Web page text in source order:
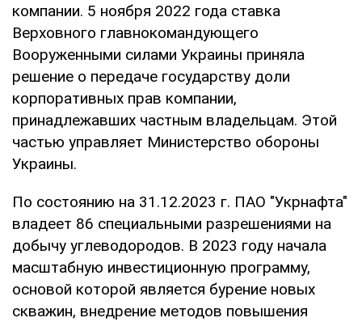
компании. 5 ноября 2022 года ставка
Верховного главнокомандующего
Вооруженными силами Украины приняла
решение о передаче государству доли
корпоративных прав компании,
принадлежавших частным владельцам. Этой
частью управляет Министерство обороны
Украины.
По состоянию на 31.12.2023 г. ПАО "Укрнафта"
владеет 86 специальными разрешениями на
добычу углеводородов. В 2023 году начала
масштабную инвестиционную программу,
основой которой является бурение новых
скважин, внедрение методов повышения